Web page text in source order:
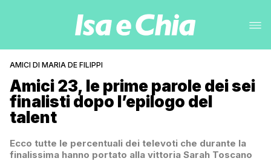
AMICI DI MARIA DE FILIPPI
Amici 23, le prime parole dei sei
finalisti dopo l’epilogo del
talent
Ecco tutte le percentuali dei televoti che durante la
finalissima hanno portato alla vittoria Sarah Toscano